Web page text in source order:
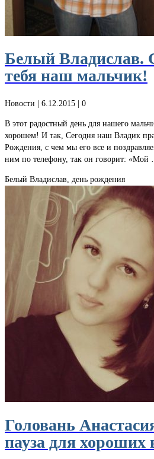
Белый Владислав.
тебя наш мальчик!
Новости | 6.12.2015 | 0
В этот радостный день для нашего
хорошем! И так, Сегодня наш Владик
Рождения, с чем мы его все и
ним по телефону, так он говорит: «Мой
Белый Владислав, день рождения
Головань
пауза для хороших